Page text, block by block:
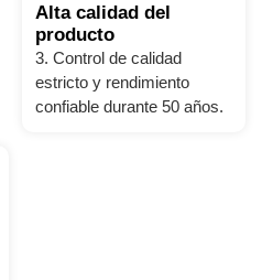
Alta calidad del
producto
3. Control de calidad
estricto y rendimiento
confiable durante 50 años.